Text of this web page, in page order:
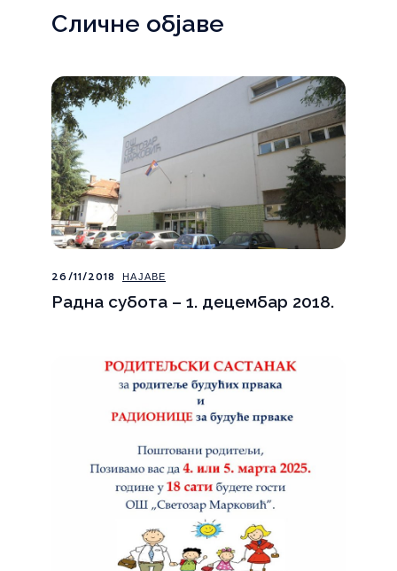
Сличне објаве
26/11/2018 НАЈАВЕ
Радна субота – 1. децембар 2018.